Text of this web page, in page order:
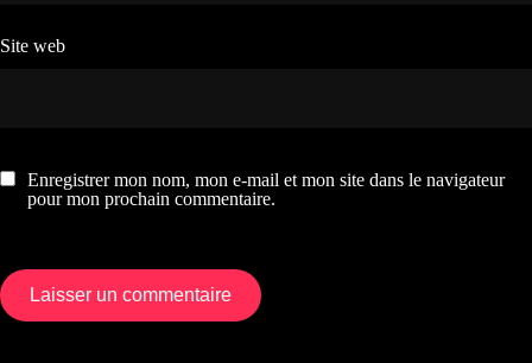
Site web
Enregistrer mon nom, mon e-mail et mon site dans le navigateur
pour mon prochain commentaire.